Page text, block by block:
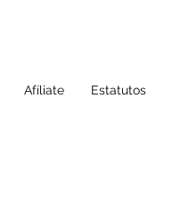
Afíliate Estatutos